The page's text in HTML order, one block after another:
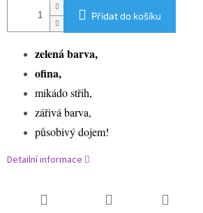
Přidat do košíku
zelená barva,
ofina,
mikádo střih,
zářivá barva,
působivý dojem!
Detailní informace